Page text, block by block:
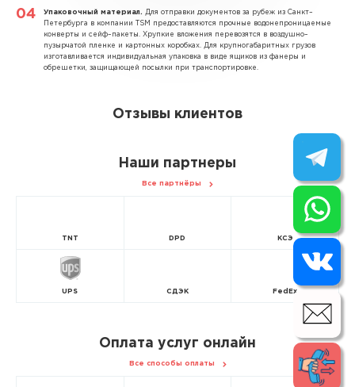
Упаковочный материал.
Для отправки документов за рубеж из Санкт–
Петербурга в компании TSM предоставляются прочные водонепроницаемые
конверты и сейф–пакеты. Хрупкие вложения перевозятся в воздушно–
пузырчатой пленке и картонных коробках. Для крупногабаритных грузов
изготавливается индивидуальная упаковка в виде ящиков из фанеры и
обрешетки, защищающей посылки при транспортировке.
Отзывы клиентов
Наши партнеры
Все партнёры
TNT DPD КСЭ
UPS СДЭК FedEx
Оплата услуг онлайн
Все способы оплаты